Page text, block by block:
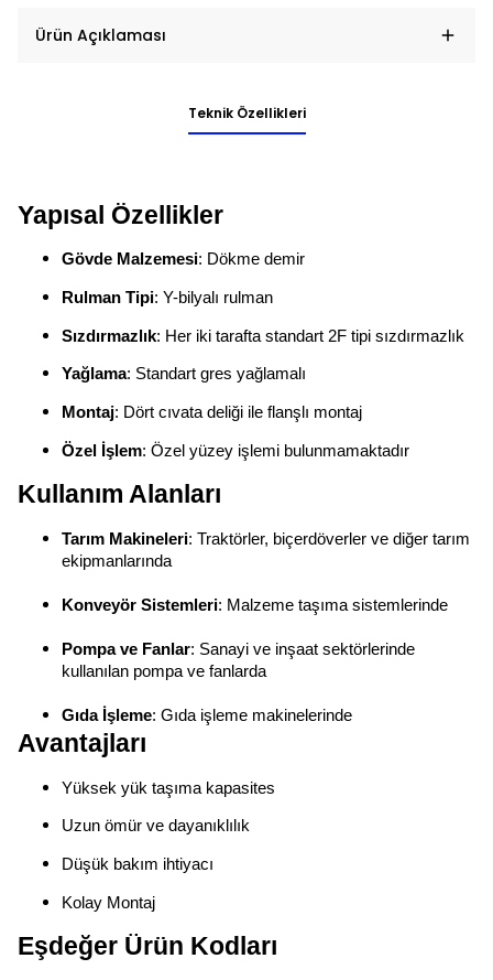
Ürün Açıklaması
Teknik Özellikleri
Yapısal Özellikler
Gövde Malzemesi: Dökme demir
Rulman Tipi: Y-bilyalı rulman
Sızdırmazlık: Her iki tarafta standart 2F tipi sızdırmazlık
Yağlama: Standart gres yağlamalı
Montaj: Dört cıvata deliği ile flanşlı montaj
Özel İşlem: Özel yüzey işlemi bulunmamaktadır
Kullanım Alanları
Tarım Makineleri: Traktörler, biçerdöverler ve diğer tarım
ekipmanlarında
Konveyör Sistemleri: Malzeme taşıma sistemlerinde
Pompa ve Fanlar: Sanayi ve inşaat sektörlerinde
kullanılan pompa ve fanlarda
Gıda İşleme: Gıda işleme makinelerinde
Avantajları
Yüksek yük taşıma kapasites
Uzun ömür ve dayanıklılık
Düşük bakım ihtiyacı
Kolay Montaj
Eşdeğer Ürün Kodları